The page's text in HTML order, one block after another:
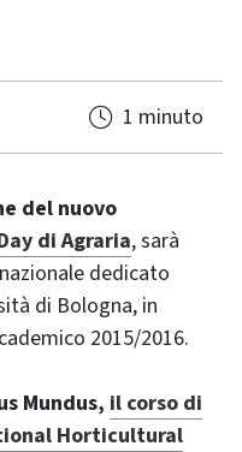
1 minuto
del nuovo
di Agraria, sarà
dedicato
di Bologna, in
2015/2016.
Mundus, il corso di
Horticultural